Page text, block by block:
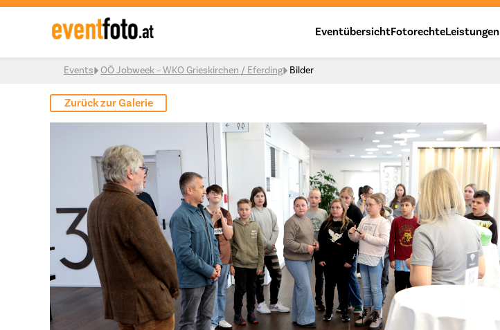
Skip to content
EventübersichtFotorechteLeistungen
Events OÖ Jobweek – WKO Grieskirchen / Eferding Bilder
Zurück zur Galerie